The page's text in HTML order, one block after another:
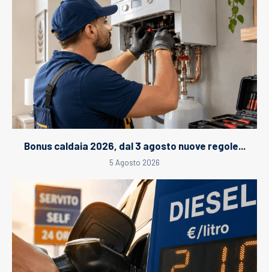
Bonus caldaia 2026, dal 3 agosto nuove regole...
5 Agosto 2026